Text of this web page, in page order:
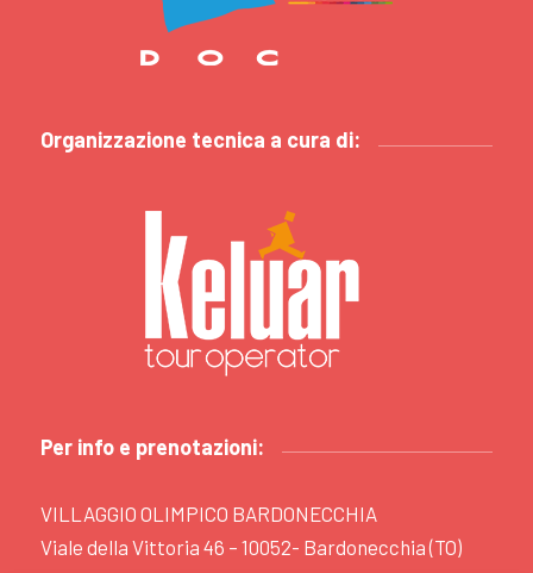
Organizzazione tecnica a cura di:
Per info e prenotazioni:
VILLAGGIO OLIMPICO BARDONECCHIA
Viale della Vittoria 46 – 10052- Bardonecchia (TO)